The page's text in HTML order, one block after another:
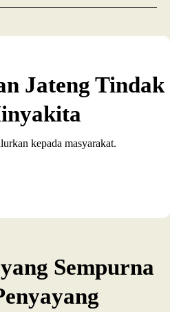
Jateng Tindak
kepada masyarakat.
Sempurna